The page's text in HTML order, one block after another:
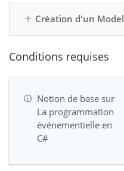
Création d'un Model
Conditions requises
Notion de base sur
La programmation
événementielle en
C#